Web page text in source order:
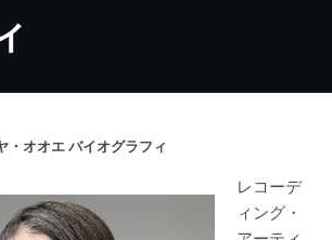
・オオエ バイオグラフィ
レコーデ
ィング・